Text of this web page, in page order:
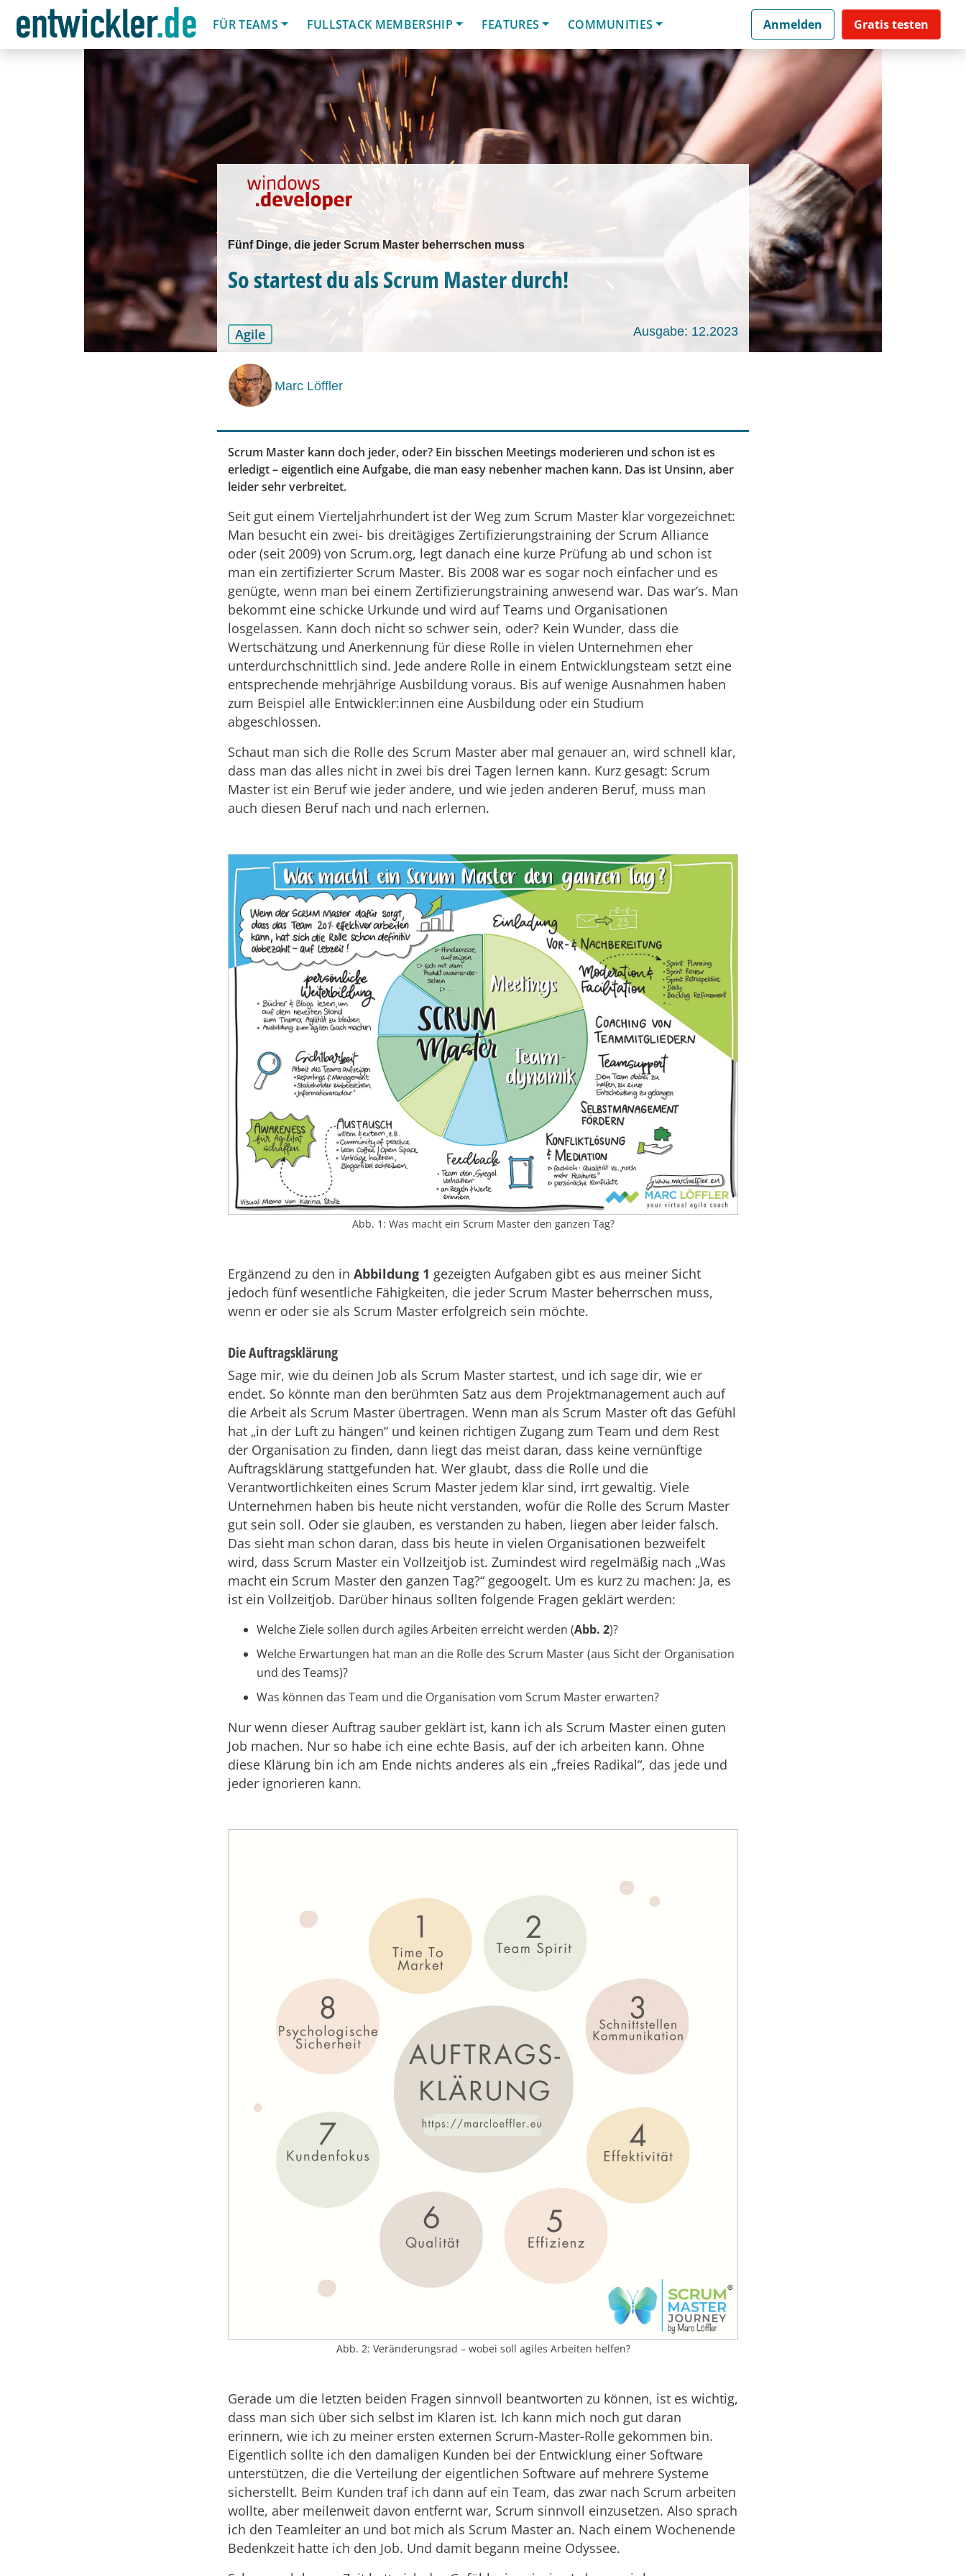
FÜR TEAMS
FULLSTACK MEMBERSHIP FEATURES COMMUNITIES Anmelden Gratis testen
Fünf Dinge, die jeder Scrum Master beherrschen muss
So startest du als Scrum Master durch!
Agile Ausgabe: 12.2023
Marc Löffler
Scrum Master kann doch jeder, oder? Ein bisschen Meetings moderieren und schon ist es
erledigt – eigentlich eine Aufgabe, die man easy nebenher machen kann. Das ist Unsinn, aber
leider sehr verbreitet.
Seit gut einem Vierteljahrhundert ist der Weg zum Scrum Master klar vorgezeichnet:
Man besucht ein zwei- bis dreitägiges Zertifizierungstraining der Scrum Alliance
oder (seit 2009) von Scrum.org, legt danach eine kurze Prüfung ab und schon ist
man ein zertifizierter Scrum Master. Bis 2008 war es sogar noch einfacher und es
genügte, wenn man bei einem Zertifizierungstraining anwesend war. Das war’s. Man
bekommt eine schicke Urkunde und wird auf Teams und Organisationen
losgelassen. Kann doch nicht so schwer sein, oder? Kein Wunder, dass die
Wertschätzung und Anerkennung für diese Rolle in vielen Unternehmen eher
unterdurchschnittlich sind. Jede andere Rolle in einem Entwicklungsteam setzt eine
entsprechende mehrjährige Ausbildung voraus. Bis auf wenige Ausnahmen haben
zum Beispiel alle Entwickler:innen eine Ausbildung oder ein Studium
abgeschlossen.
Schaut man sich die Rolle des Scrum Master aber mal genauer an, wird schnell klar,
dass man das alles nicht in zwei bis drei Tagen lernen kann. Kurz gesagt: Scrum
Master ist ein Beruf wie jeder andere, und wie jeden anderen Beruf, muss man
auch diesen Beruf nach und nach erlernen.
Abb. 1: Was macht ein Scrum Master den ganzen Tag?
Ergänzend zu den in Abbildung 1 gezeigten Aufgaben gibt es aus meiner Sicht
jedoch fünf wesentliche Fähigkeiten, die jeder Scrum Master beherrschen muss,
wenn er oder sie als Scrum Master erfolgreich sein möchte.
Die Auftragsklärung
Sage mir, wie du deinen Job als Scrum Master startest, und ich sage dir, wie er
endet. So könnte man den berühmten Satz aus dem Projektmanagement auch auf
die Arbeit als Scrum Master übertragen. Wenn man als Scrum Master oft das Gefühl
hat „in der Luft zu hängen“ und keinen richtigen Zugang zum Team und dem Rest
der Organisation zu finden, dann liegt das meist daran, dass keine vernünftige
Auftragsklärung stattgefunden hat. Wer glaubt, dass die Rolle und die
Verantwortlichkeiten eines Scrum Master jedem klar sind, irrt gewaltig. Viele
Unternehmen haben bis heute nicht verstanden, wofür die Rolle des Scrum Master
gut sein soll. Oder sie glauben, es verstanden zu haben, liegen aber leider falsch.
Das sieht man schon daran, dass bis heute in vielen Organisationen bezweifelt
wird, dass Scrum Master ein Vollzeitjob ist. Zumindest wird regelmäßig nach „Was
macht ein Scrum Master den ganzen Tag?“ gegoogelt. Um es kurz zu machen: Ja, es
ist ein Vollzeitjob. Darüber hinaus sollten folgende Fragen geklärt werden:
Welche Ziele sollen durch agiles Arbeiten erreicht werden (Abb. 2)?
Welche Erwartungen hat man an die Rolle des Scrum Master (aus Sicht der Organisation
und des Teams)?
Was können das Team und die Organisation vom Scrum Master erwarten?
Nur wenn dieser Auftrag sauber geklärt ist, kann ich als Scrum Master einen guten
Job machen. Nur so habe ich eine echte Basis, auf der ich arbeiten kann. Ohne
diese Klärung bin ich am Ende nichts anderes als ein „freies Radikal“, das jede und
jeder ignorieren kann.
Abb. 2: Veränderungsrad – wobei soll agiles Arbeiten helfen?
Gerade um die letzten beiden Fragen sinnvoll beantworten zu können, ist es wichtig,
dass man sich über sich selbst im Klaren ist. Ich kann mich noch gut daran
erinnern, wie ich zu meiner ersten externen Scrum-Master-Rolle gekommen bin.
Eigentlich sollte ich den damaligen Kunden bei der Entwicklung einer Software
unterstützen, die die Verteilung der eigentlichen Software auf mehrere Systeme
sicherstellt. Beim Kunden traf ich dann auf ein Team, das zwar nach Scrum arbeiten
wollte, aber meilenweit davon entfernt war, Scrum sinnvoll einzusetzen. Also sprach
ich den Teamleiter an und bot mich als Scrum Master an. Nach einem Wochenende
Bedenkzeit hatte ich den Job. Und damit begann meine Odyssee.